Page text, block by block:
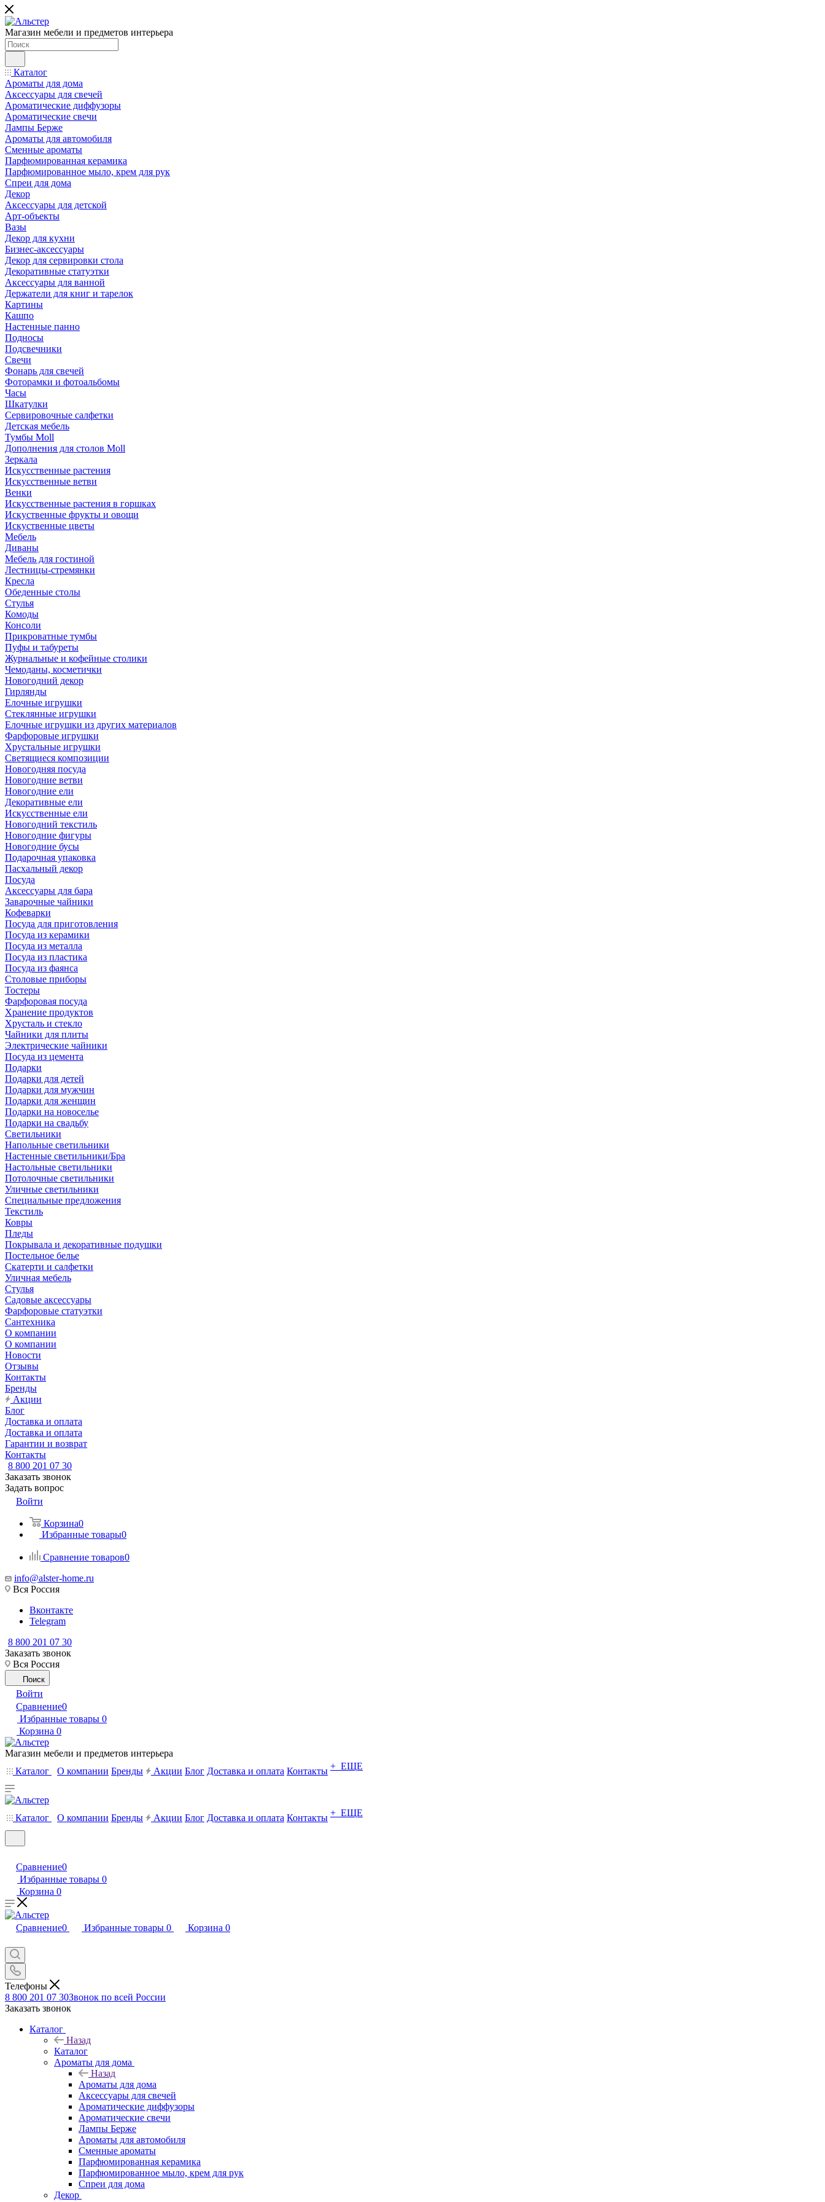
Магазин мебели и предметов интерьера
Каталог
Ароматы для дома
Аксессуары для свечей
Ароматические диффузоры
Ароматические свечи
Лампы Берже
Ароматы для автомобиля
Сменные ароматы
Парфюмированная керамика
Парфюмированное мыло, крем для рук
Спреи для дома
Декор
Аксессуары для детской
Арт-объекты
Вазы
Декор для кухни
Бизнес-аксессуары
Декор для сервировки стола
Декоративные статуэтки
Аксессуары для ванной
Держатели для книг и тарелок
Картины
Кашпо
Настенные панно
Подносы
Подсвечники
Свечи
Фонарь для свечей
Фоторамки и фотоальбомы
Часы
Шкатулки
Сервировочные салфетки
Детская мебель
Тумбы Moll
Дополнения для столов Moll
Зеркала
Искусственные растения
Искусственные ветви
Венки
Искусственные растения в горшках
Искуственные фрукты и овощи
Искуственные цветы
Мебель
Диваны
Мебель для гостиной
Лестницы-стремянки
Кресла
Обеденные столы
Стулья
Комоды
Консоли
Прикроватные тумбы
Пуфы и табуреты
Журнальные и кофейные столики
Чемоданы, косметички
Новогодний декор
Гирлянды
Елочные игрушки
Стеклянные игрушки
Елочные игрушки из других материалов
Фарфоровые игрушки
Хрустальные игрушки
Светящиеся композиции
Новогодняя посуда
Новогодние ветви
Новогодние ели
Декоративные ели
Искусственные ели
Новогодний текстиль
Новогодние фигуры
Новогодние бусы
Подарочная упаковка
Пасхальный декор
Посуда
Аксессуары для бара
Заварочные чайники
Кофеварки
Посуда для приготовления
Посуда из керамики
Посуда из металла
Посуда из пластика
Посуда из фаянса
Столовые приборы
Тостеры
Фарфоровая посуда
Хранение продуктов
Хрусталь и стекло
Чайники для плиты
Электрические чайники
Посуда из цемента
Подарки
Подарки для детей
Подарки для мужчин
Подарки для женщин
Подарки на новоселье
Подарки на свадьбу
Светильники
Напольные светильники
Настенные светильники/Бра
Настольные светильники
Потолочные светильники
Уличные светильники
Специальные предложения
Текстиль
Ковры
Пледы
Покрывала и декоративные подушки
Постельное белье
Скатерти и салфетки
Уличная мебель
Стулья
Садовые аксессуары
Фарфоровые статуэтки
Сантехника
О компании
О компании
Новости
Отзывы
Контакты
Бренды
Акции
Блог
Доставка и оплата
Доставка и оплата
Гарантии и возврат
Контакты
8 800 201 07 30
Заказать звонок
Задать вопрос
Войти
Корзина0
Избранные товары0
Сравнение товаров0
info@alster-home.ru
Вся Россия
Вконтакте
Telegram
8 800 201 07 30
Заказать звонок
Вся Россия
Поиск
Войти
Сравнение0
Избранные товары 0
Корзина 0
Магазин мебели и предметов интерьера
Каталог
О компании Бренды Акции Блог Доставка и оплата Контакты + ЕЩЕ
Каталог О компании Бренды Акции Блог Доставка и оплата Контакты + ЕЩЕ
Сравнение0
Избранные товары 0
Корзина 0
Сравнение0 Избранные товары 0 Корзина 0
Телефоны
8 800 201 07 30Звонок по всей России
Заказать звонок
Каталог
Назад
Каталог
Ароматы для дома
Назад
Ароматы для дома
Аксессуары для свечей
Ароматические диффузоры
Ароматические свечи
Лампы Берже
Ароматы для автомобиля
Сменные ароматы
Парфюмированная керамика
Парфюмированное мыло, крем для рук
Спреи для дома
Декор